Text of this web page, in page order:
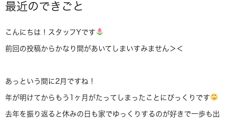
最近のできごと
こんにちは！スタッフYです
前回の投稿からかなり間があいてしまいすみません＞＜
あっという間に2月ですね！
年が明けてからもう1ヶ月がたってしまったことにびっくりです
去年を振り返ると休みの日も家でゆっくりするのが好きで一歩も出